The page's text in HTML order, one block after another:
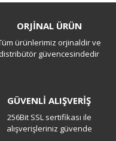
ORJİNAL ÜRÜN
ürünlerimiz orjinaldir ve
distribütör güvencesindedir
GÜVENLİ ALIŞVERİŞ
256Bit SSL sertifikası ile
alışverişleriniz güvende